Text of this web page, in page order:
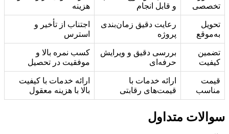
تخصصی
و قابل انجام
هزینه
تحویل
به‌موقع
رعایت دقیق زمان‌بندی
پروژه
اجتناب از تأخیر و
استرس
تضمین
کیفیت
بررسی دقیق و ویرایش
حرفه‌ای
کسب نمره بالا و
موفقیت در تحصیل
قیمت
مناسب
ارائه خدمات با
قیمت‌های رقابتی
ارائه خدمات با کیفیت
بالا با هزینه معقول
سوالات متداول